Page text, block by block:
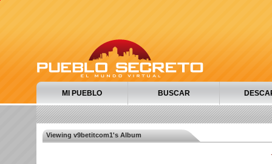
MI PUEBLO BUSCAR
Viewing v9betitcom1's Album